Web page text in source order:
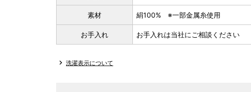
素材 絹100% ※一部金属糸使用
お手入れ お手入れは当社にご相談ください
洗濯表示について